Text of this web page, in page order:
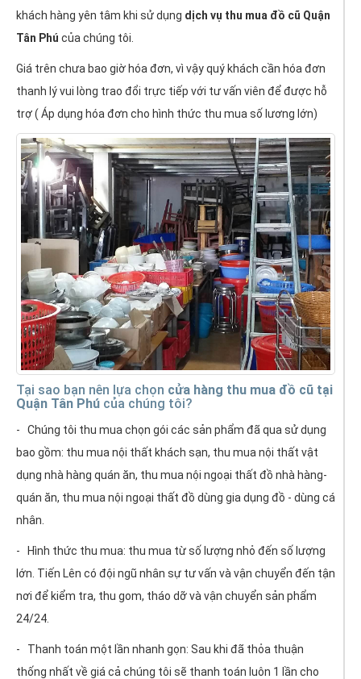
khách hàng yên tâm khi sử dụng dịch vụ thu mua đồ cũ Quận
Tân Phú của chúng tôi.
Giá trên chưa bao giờ hóa đơn, vì vậy quý khách cần hóa đơn
thanh lý vui lòng trao đổi trực tiếp với tư vấn viên để được hỗ
trợ ( Áp dụng hóa đơn cho hình thức thu mua số lương lớn)
Tại sao bạn nên lựa chọn cửa hàng thu mua đồ cũ tại
Quận Tân Phú của chúng tôi?
- Chúng tôi thu mua chọn gói các sản phẩm đã qua sử dụng
bao gồm: thu mua nội thất khách sạn, thu mua nội thất vật
dụng nhà hàng quán ăn, thu mua nội ngoại thất đồ nhà hàng-
quán ăn, thu mua nội ngoại thất đồ dùng gia dụng đồ - dùng cá
nhân.
- Hình thức thu mua: thu mua từ số lượng nhỏ đến số lượng
lớn. Tiến Lên có đội ngũ nhân sự tư vấn và vận chuyển đến tận
nơi để kiểm tra, thu gom, tháo dỡ và vận chuyển sản phẩm
24/24.
- Thanh toán một lần nhanh gọn: Sau khi đã thỏa thuận
thống nhất về giá cả chúng tôi sẽ thanh toán luôn 1 lần cho